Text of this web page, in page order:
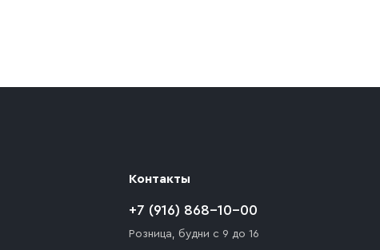
разгрузки товара и не нарушает правила
Контакты
+7 (916) 868-10-00
Розница, будни с 9 до 16